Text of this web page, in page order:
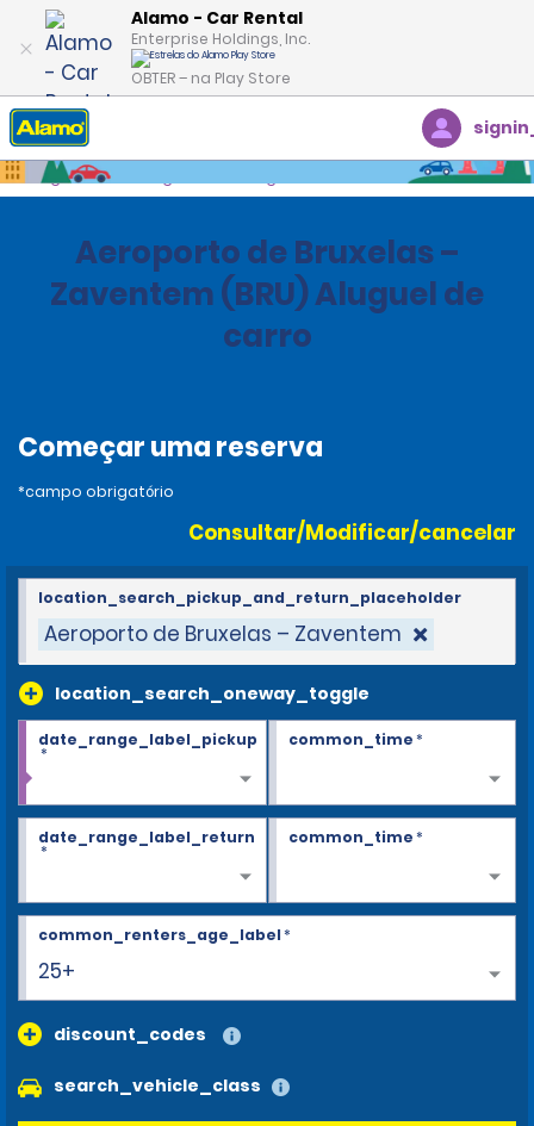
Alamo - Car Rental
Enterprise Holdings, Inc.
OBTER – na Play Store
Página inicial
Aeroporto de Bruxelas –
Zaventem (BRU) Aluguel de
carro
Começar uma reserva
*campo obrigatório
Consultar/Modificar/cancelar
Aeroporto de Bruxelas – Zaventem
location_search_oneway_toggle
location_search_pickup_and_return_placeholder
date_range_label_pickup
*
common_time*
date_range_label_return
*
common_time*
25+
common_renters_age_label*
discount_codes
search_vehicle_class